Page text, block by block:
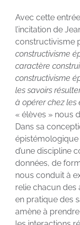
Avec cette
l’incitation de
constructivisme
constructivisme
caractère
constructivisme
les savoirs
à opérer chez les
« élèves » nous
Dans sa
épistémologique
d’une discipline
données, de
nous conduit à
relie chacun des
en pratique des
amène à